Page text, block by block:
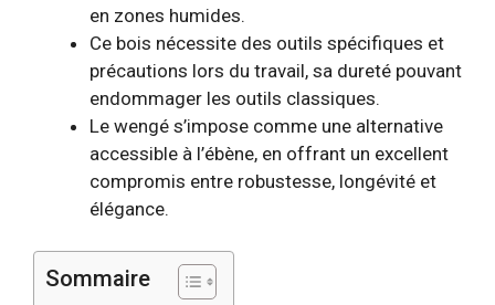
en zones humides.
Ce bois nécessite des outils spécifiques et
précautions lors du travail, sa dureté pouvant
endommager les outils classiques.
Le wengé s’impose comme une alternative
accessible à l’ébène, en offrant un excellent
compromis entre robustesse, longévité et
élégance.
Sommaire